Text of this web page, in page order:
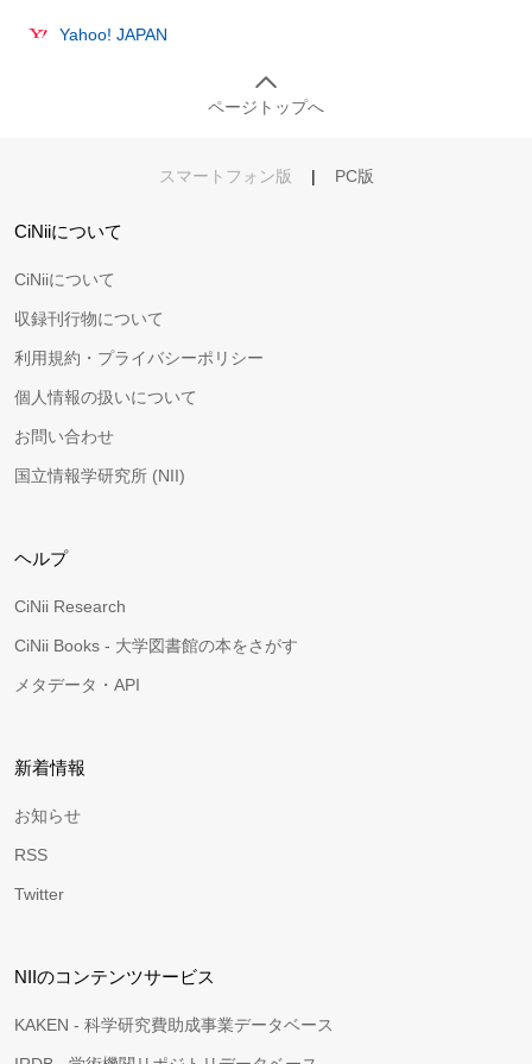
Yahoo! JAPAN
ページトップへ
スマートフォン版 | PC版
CiNiiについて
CiNiiについて
収録刊行物について
利用規約・プライバシーポリシー
個人情報の扱いについて
お問い合わせ
国立情報学研究所 (NII)
ヘルプ
CiNii Research
CiNii Books - 大学図書館の本をさがす
メタデータ・API
新着情報
お知らせ
RSS
Twitter
NIIのコンテンツサービス
KAKEN - 科学研究費助成事業データベース